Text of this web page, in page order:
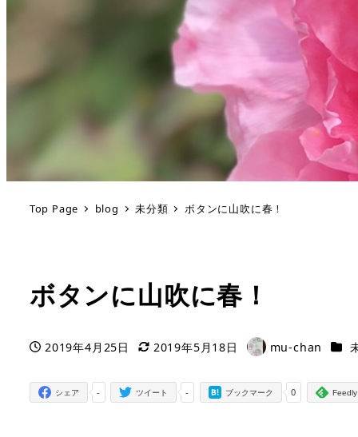
Top Page blog 未分類 ボタンに山吹に春！
ボタンに山吹に春！
投稿日
2019年4月25日
更新日
2019年5月18日
著
mu-chan カテ
-
シェア -
ツイート 0
ブックマーク Feedly